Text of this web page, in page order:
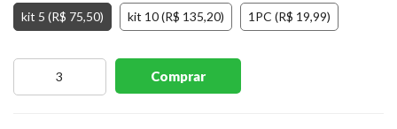
CENTRAL
kit 5 (R$ 75,50) kit 10 (R$ 135,20) 1PC (R$ 19,99)
Comprar